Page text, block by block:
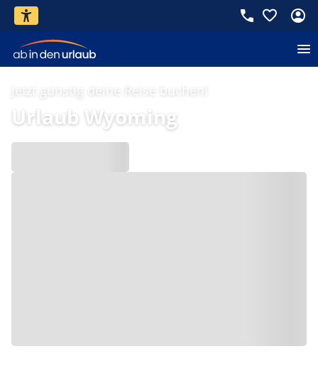
Jetzt günstig deine Reise buchen!
Urlaub Wyoming